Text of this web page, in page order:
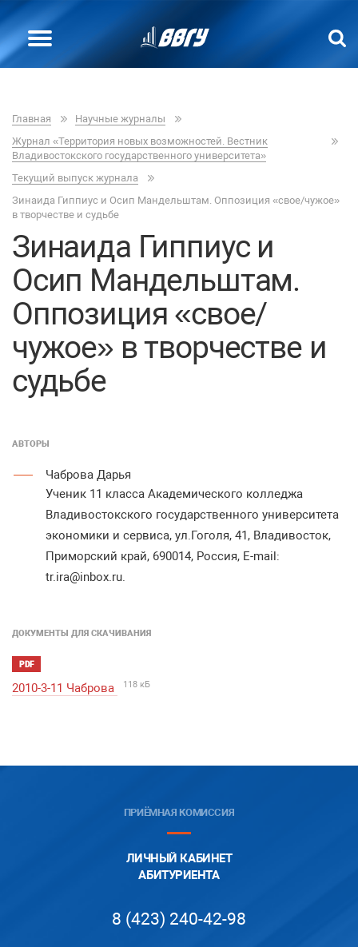
Главная
Научные журналы
Журнал «Территория новых возможностей. Вестник
Владивостокского государственного университета»
Текущий выпуск журнала
Зинаида Гиппиус и Осип Мандельштам. Оппозиция «свое/чужое»
в творчестве и судьбе
Зинаида Гиппиус и
Осип Мандельштам.
Оппозиция «свое/
чужое» в творчестве и
судьбе
АВТОРЫ
Чаброва Дарья
Ученик 11 класса Академического колледжа
Владивостокского государственного университета
экономики и сервиса, ул.Гоголя, 41, Владивосток,
Приморский край, 690014, Россия, Е-mail:
tr.ira@inbox.ru.
ДОКУМЕНТЫ ДЛЯ СКАЧИВАНИЯ
PDF
2010-3-11 Чаброва 118 кБ
ПРИЁМНАЯ КОМИССИЯ
ЛИЧНЫЙ КАБИНЕТ
АБИТУРИЕНТА
8 (423) 240-42-98